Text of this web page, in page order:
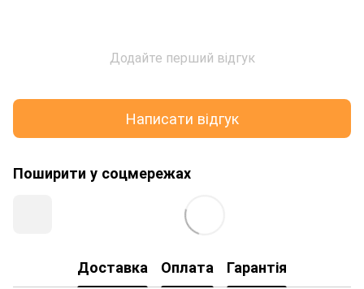
Додайте перший відгук
Написати відгук
Поширити у соцмережах
Доставка Оплата Гарантія